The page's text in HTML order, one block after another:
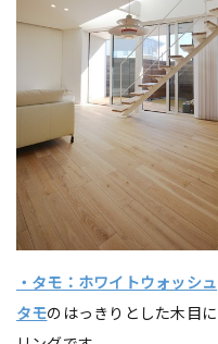
・タモ：ホワイトウォッシュ
タモのはっきりとした木目